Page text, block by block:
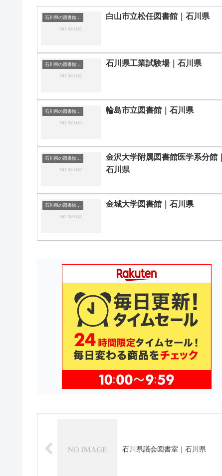
石川県の図書館｜勉強できる場所 白山市立松任図書館｜石川県
石川県の図書館｜勉強できる場所 石川県工業試験場｜石川県
石川県の図書館｜勉強できる場所 輪島市立図書館｜石川県
石川県の図書館｜勉強できる場所
金沢大学附属図書館医学系分館｜
石川県
石川県の図書館｜勉強できる場所 金城大学図書館｜石川県
石川県議会図書室｜石川県